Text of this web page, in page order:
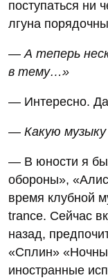
поступаться ни
лгуна
— А теперь
в тему…»
— Интересно.
— Какую
— В юности я
обороны»,
время клубной
trance. Сейчас
назад,
«Сплин»
иностранные